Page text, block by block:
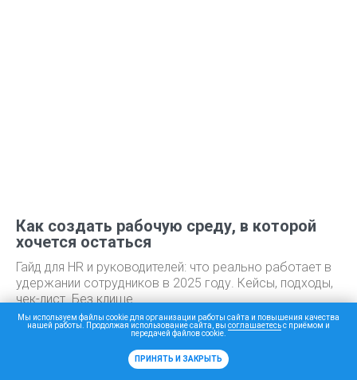
Как создать рабочую среду, в которой
хочется остаться
Гайд для HR и руководителей: что реально работает в
удержании сотрудников в 2025 году. Кейсы, подходы,
чек-лист. Без клише.
Мы используем файлы cookie для организации работы сайта и повышения качества
нашей работы. Продолжая использование сайта, вы соглашаетесьс приёмом и
передачей файлов cookie.
ПРИНЯТЬ И ЗАКРЫТЬ